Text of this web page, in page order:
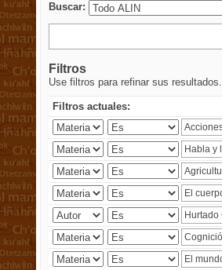
Buscar:
Filtros
Use filtros para refinar sus resultados.
Filtros actuales: